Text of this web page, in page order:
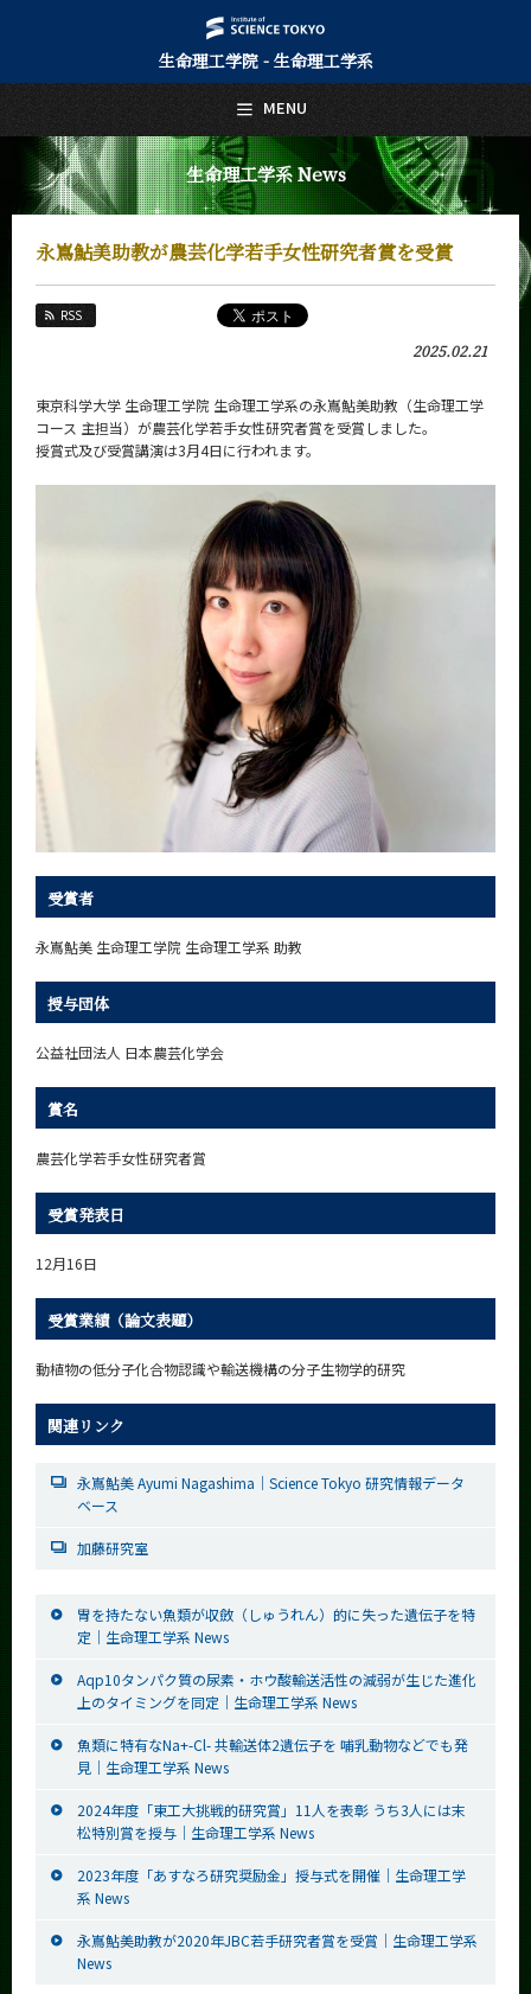
生命理工学院 - 生命理工学系
生命理工学系 News
永嶌鮎美助教が農芸化学若手女性研究者賞を受賞
RSS
2025.02.21
東京科学大学 生命理工学院 生命理工学系の永嶌鮎美助教（生命理工学
コース 主担当）が農芸化学若手女性研究者賞を受賞しました。
授賞式及び受賞講演は3月4日に行われます。
受賞者
永嶌鮎美 生命理工学院 生命理工学系 助教
授与団体
公益社団法人 日本農芸化学会
賞名
農芸化学若手女性研究者賞
受賞発表日
12月16日
受賞業績（論文表題）
動植物の低分子化合物認識や輸送機構の分子生物学的研究
関連リンク
永嶌鮎美 Ayumi Nagashima｜Science Tokyo 研究情報データ
ベース
加藤研究室
胃を持たない魚類が収斂（しゅうれん）的に失った遺伝子を特
定｜生命理工学系 News
Aqp10タンパク質の尿素・ホウ酸輸送活性の減弱が生じた進化
上のタイミングを同定｜生命理工学系 News
魚類に特有なNa+-Cl- 共輸送体2遺伝子を 哺乳動物などでも発
見｜生命理工学系 News
2024年度「東工大挑戦的研究賞」11人を表彰 うち3人には末
松特別賞を授与｜生命理工学系 News
2023年度「あすなろ研究奨励金」授与式を開催｜生命理工学
系 News
永嶌鮎美助教が2020年JBC若手研究者賞を受賞｜生命理工学系
News
MENU
日本語 English
トップページ
Top Page
生命理工学系について
About Us
教育
Education
教員・研究室
未来
Future
入学案内
イベントカレンダー
学内向け情報